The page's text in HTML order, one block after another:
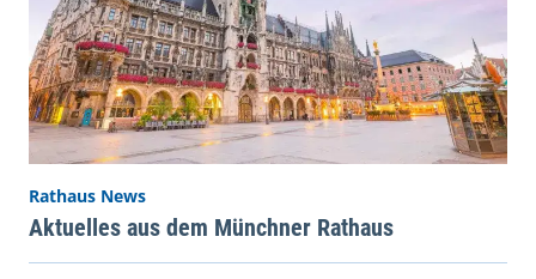
Rathaus News
Aktuelles aus dem Münchner Rathaus